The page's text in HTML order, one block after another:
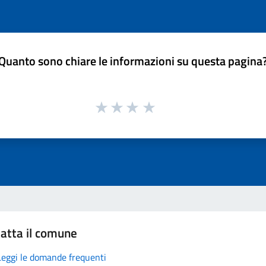
sono chiare le informazioni su questa
il comune
le domande frequenti